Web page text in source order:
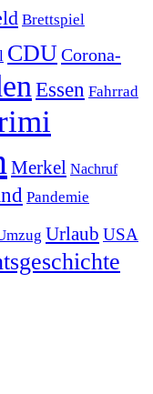
Brettspiel
CDUCorona-
Essen Fahrrad
Merkel Nachruf
Pandemie
Urlaub USA